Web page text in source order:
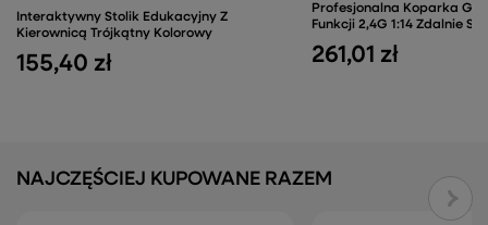
Interaktywny Stolik Edukacyjny Z
Kierownicą Trójkątny Kolorowy
155,40 zł
Profesjonalna Koparka
Funkcji 2,4G 1:14 Zdalnie
261,01 zł
NAJCZĘŚCIEJ KUPOWANE RAZEM